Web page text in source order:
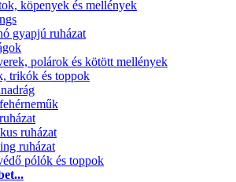
köpenyek és mellények
gyapjú ruházat
polárok és kötött mellények
trikók és toppok
ruházat
ruházat
pólók és toppok